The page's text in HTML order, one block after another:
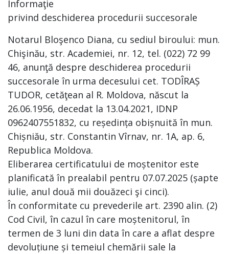
Informaţie
privind deschiderea procedurii succesorale
Notarul Bloşenco Diana, cu sediul biroului: mun.
Chişinău, str. Academiei, nr. 12, tel. (022) 72 99
46, anunţă despre deschiderea procedurii
succesorale în urma decesului cet. TODÎRAȘ
TUDOR, cetăţean al R. Moldova, născut la
26.06.1956, decedat la 13.04.2021, IDNP
0962407551832, cu reședința obișnuită în mun.
Chișniău, str. Constantin Vîrnav, nr. 1A, ap. 6,
Republica Moldova.
Eliberarea certificatului de moștenitor este
planificată în prealabil pentru 07.07.2025 (șapte
iulie, anul două mii douăzeci şi cinci).
În conformitate cu prevederile art. 2390 alin. (2)
Cod Civil, în cazul în care moștenitorul, în
termen de 3 luni din data în care a aflat despre
devoluțiune și temeiul chemării sale la